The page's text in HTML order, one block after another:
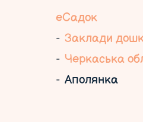
еСадок
Заклади
Черкаська
Аполянка